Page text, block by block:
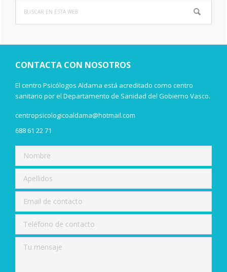
Barra
lateral
principal
esta
CONTACTA CON NOSOTROS
El centro Psicólogos Aldama está acreditado como centro
sanitario por el Departamento de Sanidad del Gobierno Vasco.
centropsicologicoaldama@hotmail.com
688 61 22 71